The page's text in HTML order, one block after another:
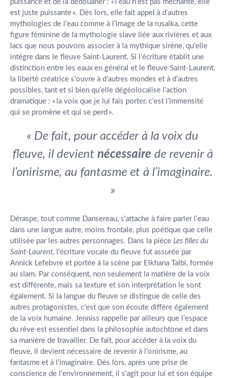
puissance et de la dédouaner : « l’eau n’est pas méchante, elle
est juste puissante ». Dès lors, elle fait appel à d’autres
mythologies de l’eau comme à l’image de la rusalka, cette
figure féminine de la mythologie slave liée aux rivières et aux
lacs que nous pouvons associer à la mythique sirène, qu’elle
intègre dans le fleuve Saint-Laurent. Si l’écriture établit une
distinction entre les eaux en général et le fleuve Saint-Laurent,
la liberté créatrice s’ouvre à d’autres mondes et à d’autres
possibles, tant et si bien qu’elle dégéolocalise l’action
dramatique : « la voix que je lui fais porter, c’est l’immensité
qui se promène et qui se perd ».
« De fait, pour accéder à la voix du
fleuve, il devient nécessaire de revenir à
l’onirisme, au fantasme et à l’imaginaire.
»
Déraspe, tout comme Dansereau, s’attache à faire parler l’eau
dans une langue autre, moins frontale, plus poétique que celle
utilisée par les autres personnages. Dans la pièce Les filles du
Saint-Laurent, l’écriture vocale du fleuve fut assurée par
Annick Lefebvre et portée à la scène par Elkhana Talbi, formée
au slam. Par conséquent, non seulement la matière de la voix
est différente, mais sa texture et son interprétation le sont
également. Si la langue du fleuve se distingue de celle des
autres protagonistes, c’est que son écoute diffère également
de la voix humaine. Jenniss rappelle par ailleurs que l’espace
du rêve est essentiel dans la philosophie autochtone et dans
sa manière de travailler. De fait, pour accéder à la voix du
fleuve, il devient nécessaire de revenir à l’onirisme, au
fantasme et à l’imaginaire. Dès lors, après une prise de
conscience de l’environnement, il s’agit pour lui et son équipe